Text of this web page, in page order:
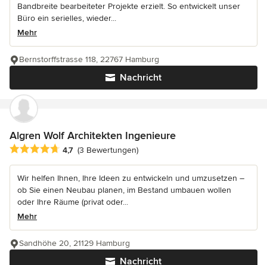
Bandbreite bearbeiteter Projekte erzielt. So entwickelt unser
Büro ein serielles, wieder...
Mehr
Nachricht
Bernstorffstrasse 118, 22767 Hamburg
Algren Wolf Architekten Ingenieure
Durchschnittliche Bewertung: 4.7 von 5 Sternen
4,7 (3 Bewertungen)
Wir helfen Ihnen, Ihre Ideen zu entwickeln und umzusetzen –
ob Sie einen Neubau planen, im Bestand umbauen wollen
oder Ihre Räume (privat oder...
Mehr
Nachricht
Sandhöhe 20, 21129 Hamburg